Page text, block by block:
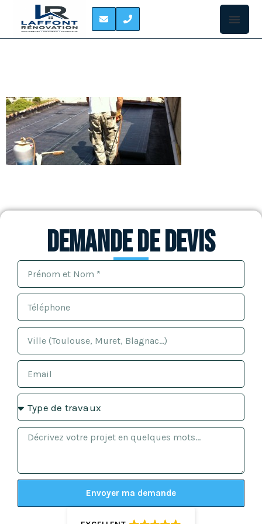
Demande de devis
Envoyer ma demande